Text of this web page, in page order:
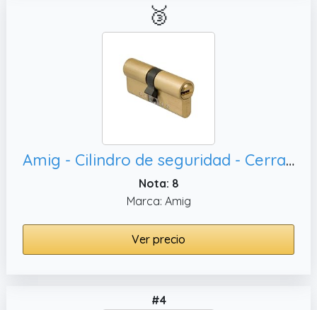
🥉
Amig - Cilindro de seguridad - Cerradura para puertas - Antiganzúa y Antibumping - Incluye 5 llaves - Dorado mate - Medidas: 70 (35-35 mm)
Nota: 8
Marca: Amig
Ver precio
#4